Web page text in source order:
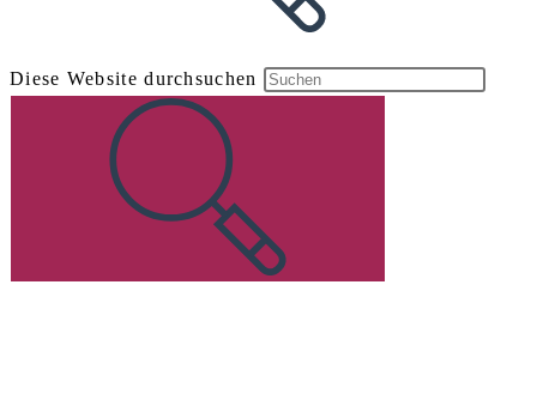
Diese Website durchsuchen